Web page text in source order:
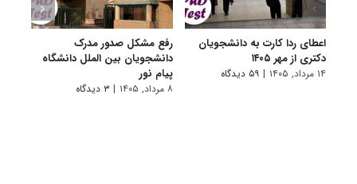
اعطای ردا کارت به دانشجویان
دکتری از مهر ۱۴۰۵
۱۴ مرداد, ۱۴۰۵ | ۵۹ دیدگاه
رفع مشکل صدور مدرک
دانشجویان بین الملل دانشگاه
پیام نور
۸ مرداد, ۱۴۰۵ | ۳ دیدگاه